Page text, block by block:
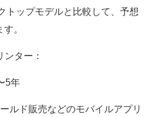
トップモデルと比較して、予想
。
ター：
5年
ルド販売などのモバイルアプリ